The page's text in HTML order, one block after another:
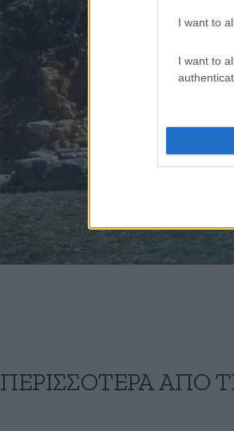
I want to
I want to
ΠΕΡΙΣΣΟΤΕΡΑ ΑΠΟ